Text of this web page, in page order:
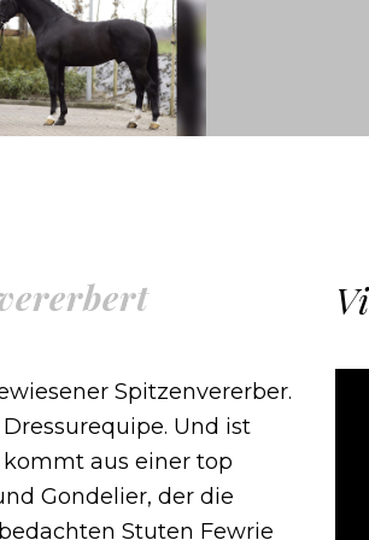
Spitzenvererber.
Und ist
aus einer top
Gondelier, der die
Stuten Fewrie